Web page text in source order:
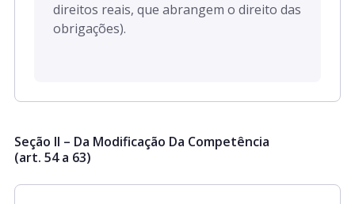
direitos reais, que abrangem o direito das
obrigações).
Seção II – Da Modificação Da Competência
(art. 54 a 63)